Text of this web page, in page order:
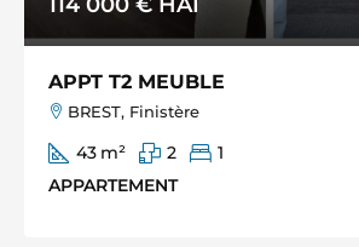
APPT T2 MEUBLE
BREST, Finistère
43 m² 2
1
APPARTEMENT